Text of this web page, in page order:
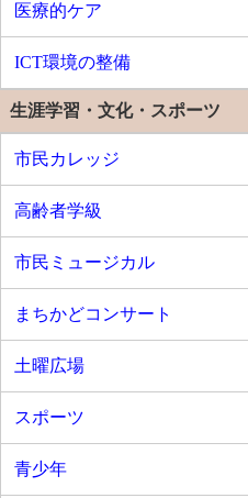
医療的ケア
ICT環境の整備
生涯学習・文化・スポーツ
市民カレッジ
高齢者学級
市民ミュージカル
まちかどコンサート
土曜広場
スポーツ
青少年